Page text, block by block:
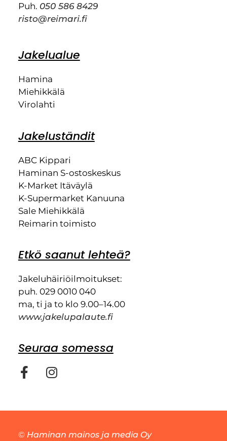
Puh. 050 586 8429
risto@reimari.fi
Jakelualue
Hamina
Miehikkälä
Virolahti
Jakeluständit
ABC Kippari
Haminan S-ostoskeskus
K-Market Itäväylä
K-Supermarket Kanuuna
Sale Miehikkälä
Reimarin toimisto
Etkö saanut lehteä?
Jakeluhäiriöilmoitukset:
puh. 029 0010 040
ma, ti ja to klo 9.00–14.00
www.jakelupalaute.fi
Seuraa somessa
© Haminan mainos ja media Oy